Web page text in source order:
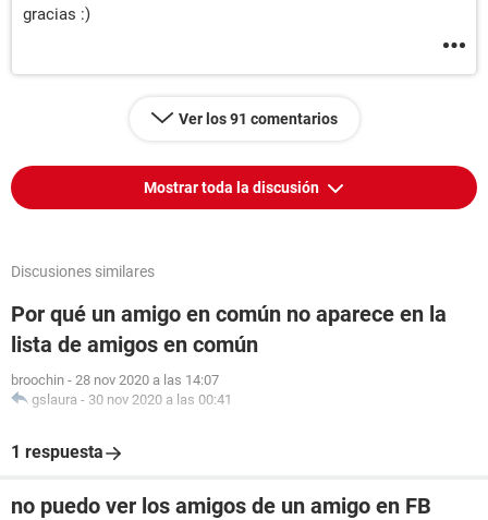
gracias :)
Ver los 91 comentarios
Mostrar toda la discusión
Discusiones similares
Por qué un amigo en común no aparece en la
lista de amigos en común
broochin - 28 nov 2020 a las 14:07
gslaura - 30 nov 2020 a las 00:41
1 respuesta
no puedo ver los amigos de un amigo en FB